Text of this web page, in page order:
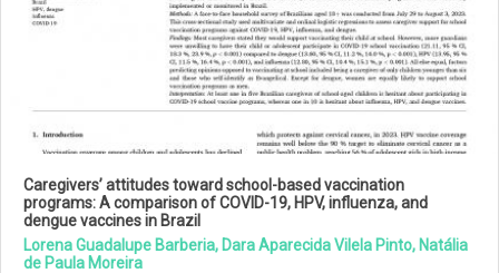
Caregivers’ attitudes toward school-based vaccination
programs: A comparison of COVID-19, HPV, influenza, and
dengue vaccines in Brazil
Lorena Guadalupe Barberia, Dara Aparecida Vilela Pinto, Natália
de Paula Moreira